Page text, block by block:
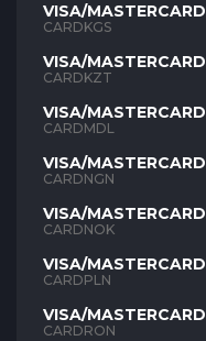
VISA/MASTERCARD
KGS
CARDKGS
VISA/MASTERCARD
KZT
CARDKZT
VISA/MASTERCARD
MDL
CARDMDL
VISA/MASTERCARD
NGN
CARDNGN
VISA/MASTERCARD
NOK
CARDNOK
VISA/MASTERCARD
PLN
CARDPLN
VISA/MASTERCARD
RON
CARDRON